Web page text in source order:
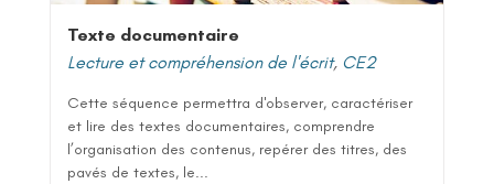
Texte documentaire
Lecture et compréhension de l'écrit, CE2
Cette séquence permettra d'observer, caractériser
et lire des textes documentaires, comprendre
l’organisation des contenus, repérer des titres, des
pavés de textes, le...